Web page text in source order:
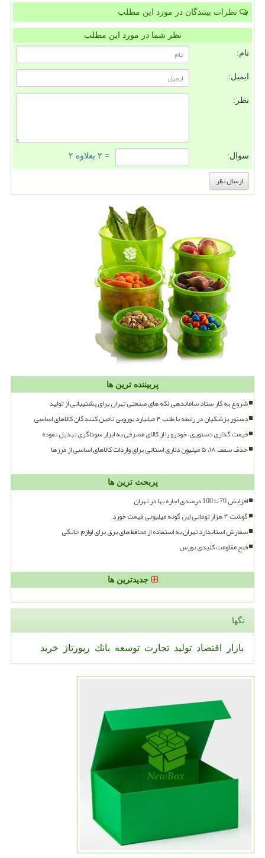
نظرات بینندگان در مورد این مطلب
نظر شما در مورد این مطلب
نام:
ایمیل:
نظر:
سوال: = ۲ بعلاوه ۲
پربیننده ترین ها
شروع به کار ستاد ساماندهی لکه های صنعتی تهران برای پشتیبانی از تولید
دستور پزشکیان در رابطه با طلب ۴ میلیارد یورویی تامین کنندگان کالاهای اساسی
قیمت گذاری دستوری، خودرو را از کالای مصرفی به ابزار سوداگری تبدیل نموده
حذف سقف ۱۸، ۵ میلیون دلاری استانی برای واردات کالاهای اساسی از مرزها
پربحث ترین ها
افزایش 70 تا 100 درصدی اجاره بها در تهران
گوشت ۴ هزار تومانی این گونه میلیونی قیمت خورد
سفارش استاندارد تهران به استفاده از محافظ های برق برای لوازم خانگی
فتح مقاومت کلیدی بورس
جدیدترین ها
تگها
بازار اقتصاد تولید تجارت توسعه بانك رپورتاژ خرید